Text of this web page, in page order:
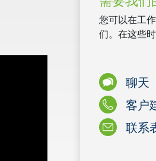
您可以在工
们。在这些
聊天
客户
联系